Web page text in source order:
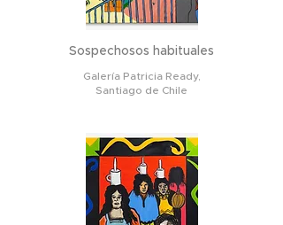
Sospechosos habituales
Galería Patricia Ready,
Santiago de Chile